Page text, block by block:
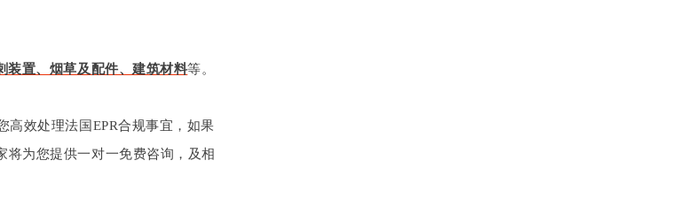
装置、烟草及配件、建筑材料等。
高效处理法国EPR合规事宜，如果
为您提供一对一免费咨询，及相